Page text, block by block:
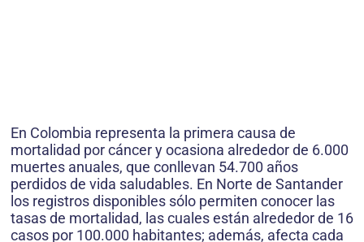
En Colombia representa la primera causa de
mortalidad por cáncer y ocasiona alrededor de 6.000
muertes anuales, que conllevan 54.700 años
perdidos de vida saludables. En Norte de Santander
los registros disponibles sólo permiten conocer las
tasas de mortalidad, las cuales están alrededor de 16
casos por 100.000 habitantes; además, afecta cada